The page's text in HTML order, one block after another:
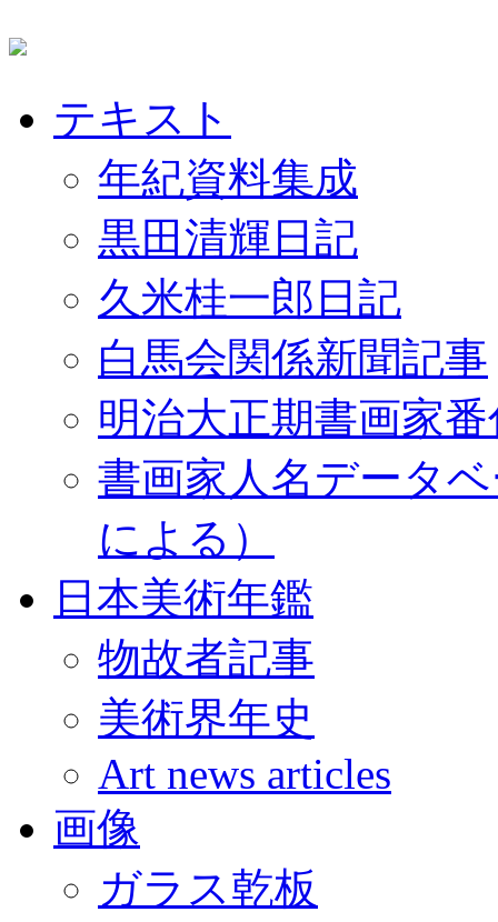
テキスト
年紀資料集成
黒田清輝日記
久米桂一郎日記
白馬会関係新聞記事
明治大正期書画家
書画家人名データ
による）
日本美術年鑑
物故者記事
美術界年史
Art news articles
画像
ガラス乾板